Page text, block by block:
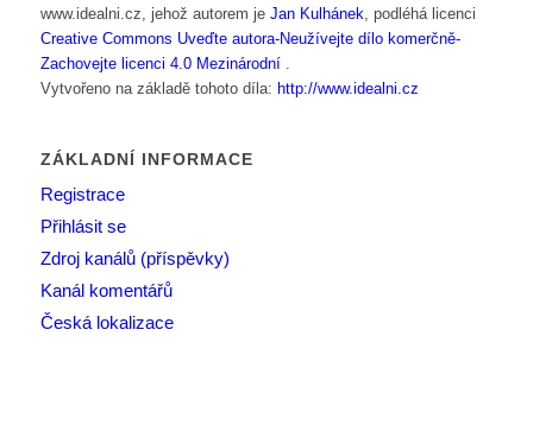
www.idealni.cz , jehož autorem je Jan Kulhánek , podléhá licenci
Creative Commons Uveďte autora-Neužívejte dílo komerčně-
Zachovejte licenci 4.0 Mezinárodní
Vytvořeno na základě tohoto díla: http://www.idealni.cz
ZÁKLADNÍ INFORMACE
Registrace
Přihlásit se
Zdroj kanálů (příspěvky)
Kanál komentářů
Česká lokalizace